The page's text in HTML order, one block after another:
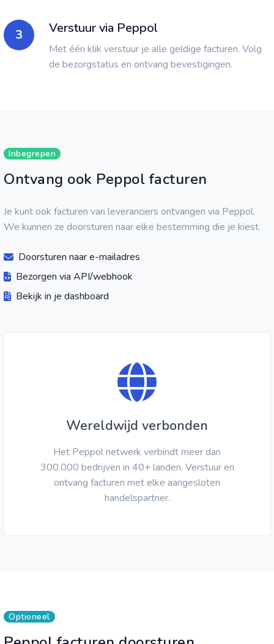
3 Verstuur via Peppol
Met één klik verstuur je alle geldige facturen. Volg
de bezorgstatus en ontvang bevestigingen.
Inbegrepen
Ontvang ook Peppol facturen
Je kunt ook facturen van leveranciers ontvangen via Peppol.
We kunnen ze doorsturen naar elke bestemming die je kiest.
Doorsturen naar e-mailadres
Bezorgen via API/webhook
Bekijk in je dashboard
Wereldwijd verbonden
Het Peppol netwerk verbindt meer dan
300.000 bedrijven in 40+ landen. Verstuur en
ontvang facturen met elke aangesloten
handelspartner.
Optioneel